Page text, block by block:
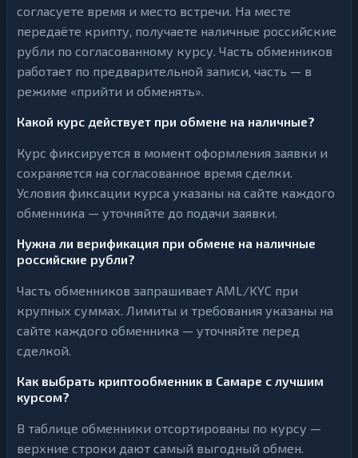
согласуете время и место встречи. На месте
передаёте крипту, получаете наличные российские
рубли по согласованному курсу. Часть обменников
работает по предварительной записи, часть — в
режиме «прийти и обменять».
Какой курс действует при обмене на наличные?
Курс фиксируется в момент оформления заявки и
сохраняется на согласованное время сделки.
Условия фиксации курса указаны на сайте каждого
обменника — уточняйте до подачи заявки.
Нужна ли верификация при обмене на наличные
российские рубли?
Часть обменников запрашивает AML/KYC при
крупных суммах. Лимиты и требования указаны на
сайте каждого обменника — уточняйте перед
сделкой.
Как выбрать криптообменник в Самаре с лучшим
курсом?
В таблице обменники отсортированы по курсу —
верхние строки дают самый выгодный обмен.